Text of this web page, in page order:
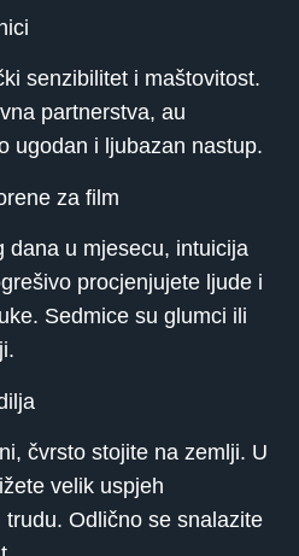
senzibilitet i maštovitost.
partnerstva, au
ugodan i ljubazan nastup.
za film
dana u mjesecu, intuicija
procjenjujete ljude i
Sedmice su glumci ili
čvrsto stojite na zemlji. U
velik uspjeh
Odlično se snalazite